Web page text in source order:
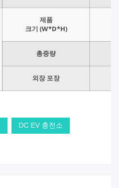
제품
크기 (W*D*H)
총중량
외장 포장
DC EV 충전소